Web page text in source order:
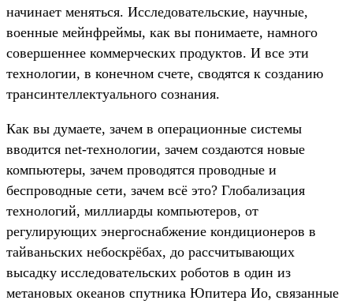
начинает меняться. Исследовательские, научные,
военные мейнфреймы, как вы понимаете, намного
совершеннее коммерческих продуктов. И все эти
технологии, в конечном счете, сводятся к созданию
трансинтеллектуального сознания.
Как вы думаете, зачем в операционные системы
вводится net-технологии, зачем создаются новые
компьютеры, зачем проводятся проводные и
беспроводные сети, зачем всё это? Глобализация
технологий, миллиарды компьютеров, от
регулирующих энергоснабжение кондиционеров в
тайваньских небоскрёбах, до рассчитывающих
высадку исследовательских роботов в один из
метановых океанов спутника Юпитера Ио, связанные